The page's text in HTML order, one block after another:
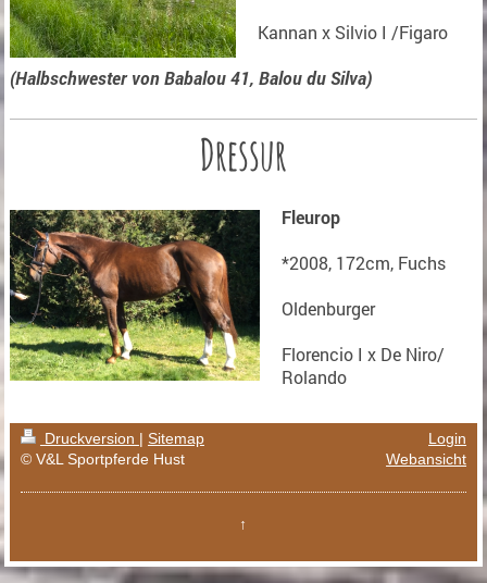
Kannan x Silvio I /Figaro
(Halbschwester von Babalou 41, Balou du Silva)
Dressur
Fleurop
*2008, 172cm, Fuchs
Oldenburger
Florencio I x De Niro/
Rolando
Druckversion | Sitemap
© V&L Sportpferde Hust
Login
Webansicht
↑